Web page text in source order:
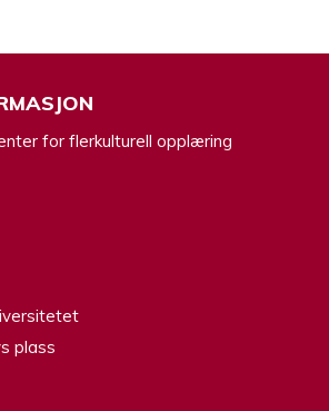
for flerkulturell opplæring
plass